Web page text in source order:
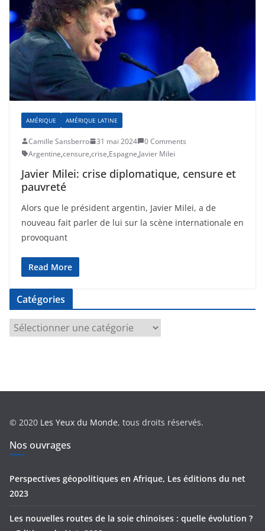
AMÉRIQUE AMÉRIQUE LATINE
Camille Sansberro 31 mai 2024
0 Comments
Argentine,censure,crise,Espagne,Javier Milei
Javier Milei: crise diplomatique, censure et
pauvreté
Alors que le président argentin, Javier Milei, a de
nouveau fait parler de lui sur la scène internationale en
provoquant
Read More
Catégories
a
e
s
© 2020 Les Yeux du Monde, tous droits réservés.
Nos ouvrages
Perspectives géopolitiques en Afrique, Les éditions du net
2023
Les nouvelles routes de la soie chinoises : quelle évolution ?